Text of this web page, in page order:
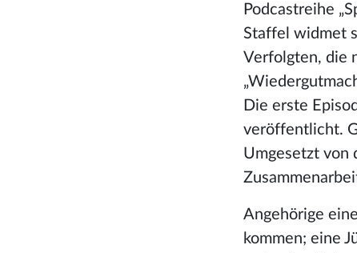
Podcastreihe
Staffel widmet
Verfolgten, die
Die erste
veröffentlicht.
Umgesetzt von
Angehörige
kommen; eine